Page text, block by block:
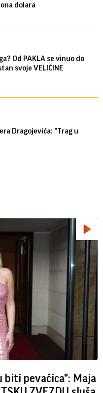
dolara
Od PAKLA se vinuo do
svoje VELIČINE
Dragojevića: "Trag u
biti pevačica": Maja